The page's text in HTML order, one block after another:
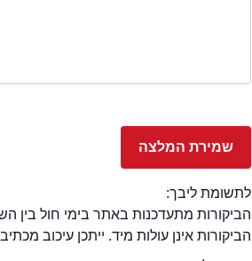
לתשומת ליבך:
הביקורות מתעדכנות באתר בימי חול בין השעות 08:30 -
הביקורות אינן עולות מיד. ייתכן עיכוב